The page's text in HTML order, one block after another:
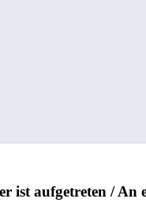
ist aufgetreten / An